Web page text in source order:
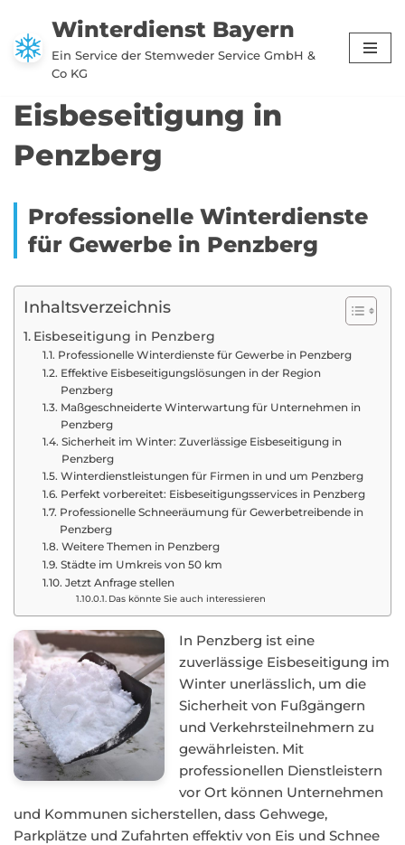
Zum
Inhalt
Winterdienst Bayern
Ein Service der Stemweder Service GmbH &
Co KG
Eisbeseitigung in
Penzberg
Professionelle Winterdienste
für Gewerbe in Penzberg
Inhaltsverzeichnis
Eisbeseitigung in Penzberg
Professionelle Winterdienste für Gewerbe in Penzberg
Effektive Eisbeseitigungslösungen in der Region
Penzberg
Maßgeschneiderte Winterwartung für Unternehmen in
Penzberg
Sicherheit im Winter: Zuverlässige Eisbeseitigung in
Penzberg
Winterdienstleistungen für Firmen in und um Penzberg
Perfekt vorbereitet: Eisbeseitigungsservices in Penzberg
Professionelle Schneeräumung für Gewerbetreibende in
Penzberg
Weitere Themen in Penzberg
Städte im Umkreis von 50 km
Jetzt Anfrage stellen
Das könnte Sie auch interessieren
In Penzberg ist eine
zuverlässige Eisbeseitigung im
Winter unerlässlich, um die
Sicherheit von Fußgängern
und Verkehrsteilnehmern zu
gewährleisten. Mit
professionellen Dienstleistern
vor Ort können Unternehmen
und Kommunen sicherstellen, dass Gehwege,
Parkplätze und Zufahrten effektiv von Eis und Schnee